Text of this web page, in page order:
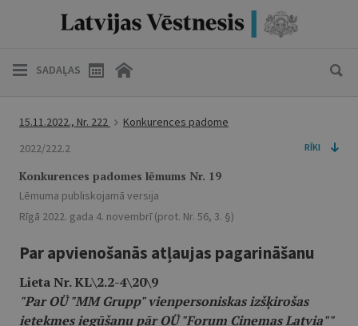
SADAĻAS
15.11.2022., Nr. 222
Konkurences padome
2022/222.2
RĪKI
Konkurences padomes lēmums Nr. 19
Lēmuma publiskojamā versija
Rīgā 2022. gada 4. novembrī (prot. Nr. 56, 3. §)
Par apvienošanās atļaujas pagarināšanu
Lieta Nr. KL\2.2-4\20\9
"Par OÜ "MM Grupp" vienpersoniskas izšķirošas
ietekmes iegūšanu pār OÜ "Forum Cinemas Latvia""